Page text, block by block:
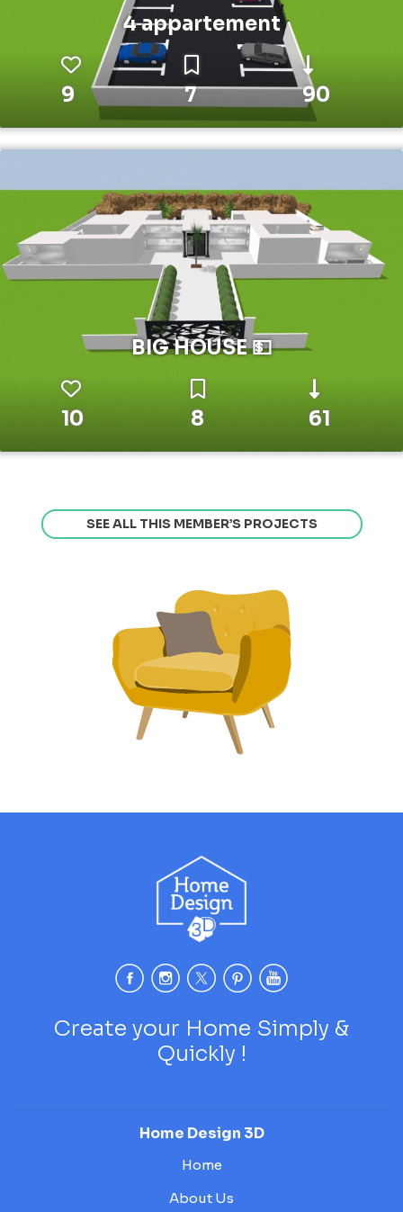
4 appartement
9 7 90
BIG HOUSE 💵
10 8 61
SEE ALL THIS MEMBER’S PROJECTS
Create your Home Simply &
Quickly !
Home Design 3D
Home
About Us